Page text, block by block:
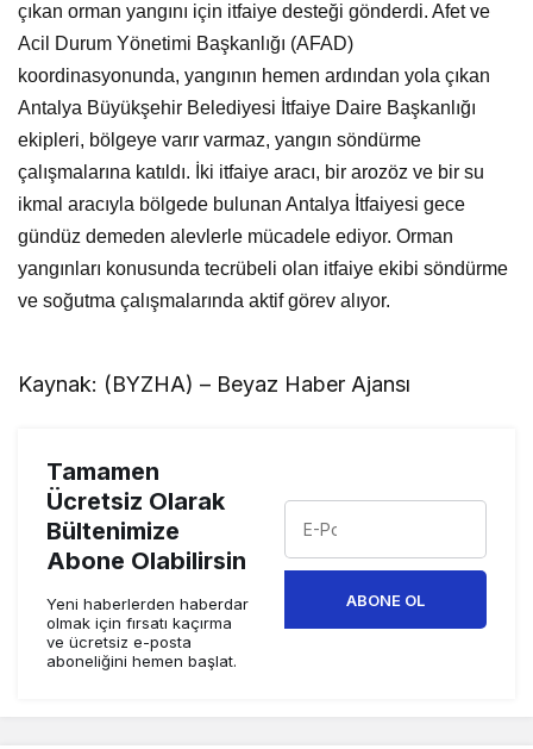
çıkan orman yangını için itfaiye desteği gönderdi. Afet ve
Acil Durum Yönetimi Başkanlığı (AFAD)
koordinasyonunda, yangının hemen ardından yola çıkan
Antalya Büyükşehir Belediyesi İtfaiye Daire Başkanlığı
ekipleri, bölgeye varır varmaz, yangın söndürme
çalışmalarına katıldı. İki itfaiye aracı, bir arozöz ve bir su
ikmal aracıyla bölgede bulunan Antalya İtfaiyesi gece
gündüz demeden alevlerle mücadele ediyor. Orman
yangınları konusunda tecrübeli olan itfaiye ekibisöndürme
ve soğutma çalışmalarında aktif görev alıyor.
Kaynak: (BYZHA) – Beyaz Haber Ajansı
Tamamen
Ücretsiz Olarak
Bültenimize
Abone Olabilirsin
Yeni haberlerden haberdar
olmak için fırsatı kaçırma
ve ücretsiz e-posta
aboneliğini hemen başlat.
ABONE OL